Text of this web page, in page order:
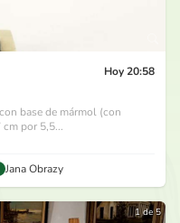
Hoy 20:58
base de mármol (con
por 5,5...
Jana Obrazy
1 de 5